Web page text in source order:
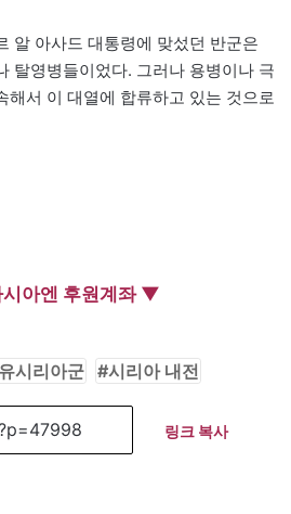
알 아사드 대통령에 맞섰던 반군은
탈영병들이었다. 그러나 용병이나 극
해서 이 대열에 합류하고 있는 것으로
아엔 후원계좌 ▼
시리아군 시리아 내전
링크 복사